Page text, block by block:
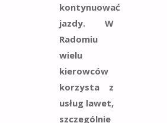
kontynuować
jazdy. W
Radomiu
wielu
kierowców
korzysta z
usług lawet,
szczególnie